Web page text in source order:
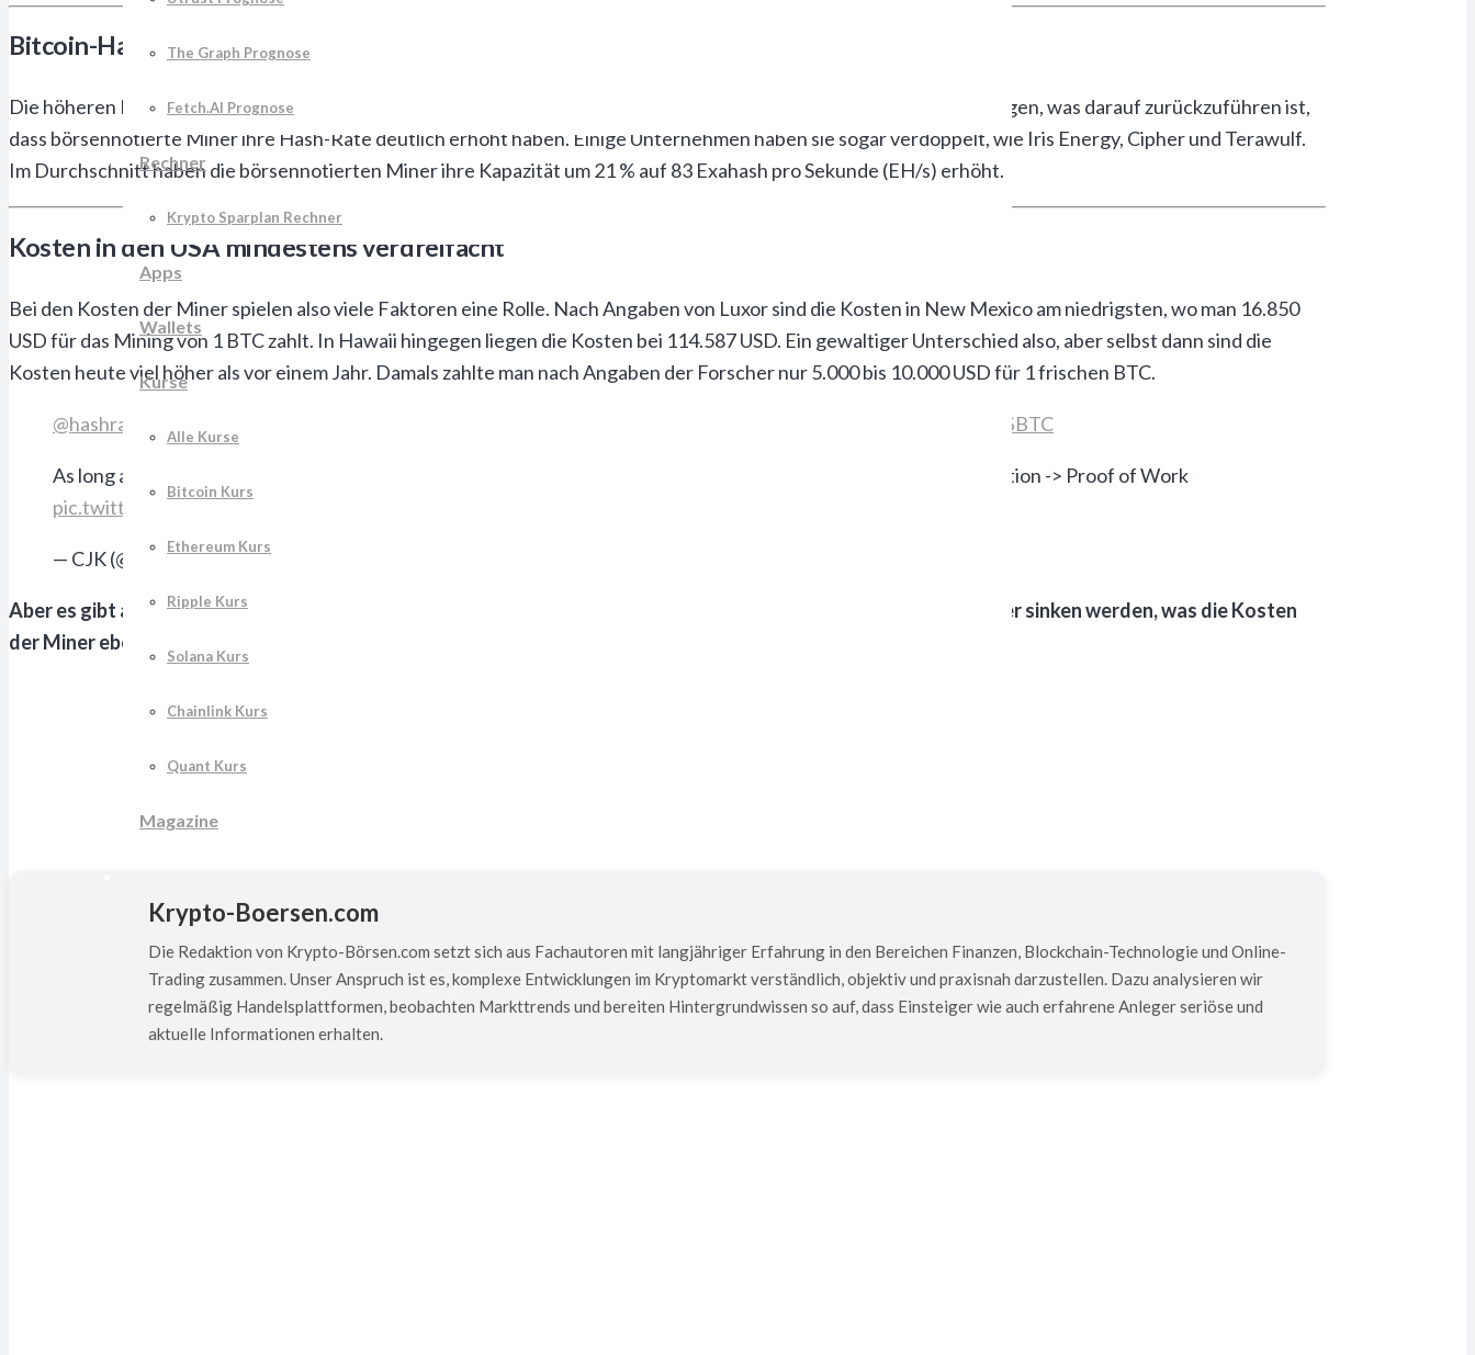
The Graph Prognose
Fetch.AI Prognose
Rechner
Krypto Sparplan Rechner
Apps
Wallets
Kurse
Alle Kurse
Bitcoin Kurs
Ethereum Kurs
Ripple Kurs
Solana Kurs
Chainlink Kurs
Quant Kurs
Magazine
Bitcoin-Hashrate steigt aufgrund des Wettbewerbs
Die höheren Energiepreise waren nicht der einzige begrenzende Faktor. Die Hash-Rate ist ebenfalls erheblich gestiegen, was darauf zurückzuführen ist,
dass börsennotierte Miner ihre Hash-Rate deutlich erhöht haben. Einige Unternehmen haben sie sogar verdoppelt, wie Iris Energy, Cipher und Terawulf.
Im Durchschnitt haben die börsennotierten Miner ihre Kapazität um 21 % auf 83 Exahash pro Sekunde (EH/s) erhöht.
Kosten in den USA mindestens verdreifacht
Bei den Kosten der Miner spielen also viele Faktoren eine Rolle. Nach Angaben von Luxor sind die Kosten in New Mexico am niedrigsten, wo man 16.850
USD für das Mining von 1 BTC zahlt. In Hawaii hingegen liegen die Kosten bei 114.587 USD. Ein gewaltiger Unterschied also, aber selbst dann sind die
Kosten heute viel höher als vor einem Jahr. Damals zahlte man nach Angaben der Forscher nur 5.000 bis 10.000 USD für 1 frischen BTC.
@hashrateindex $BTC
As long as marketplace confirms value prop of bitcoin then price discovery starts with fair value -> cost of production -> Proof of Work
pic.twitter.com/DgCaRz65YE
— CJK (@CJKonstantinos)
Aber es gibt auch eine positive Seite dieser Nachricht. Luxor geht nämlich davon aus, dass die Energiepreise wieder sinken werden, was die Kosten
der Miner ebenfalls wieder senken würde.
Krypto-Boersen.com
Die Redaktion von Krypto-Börsen.com setzt sich aus Fachautoren mit langjähriger Erfahrung in den Bereichen Finanzen, Blockchain-Technologie und Online-
Trading zusammen. Unser Anspruch ist es, komplexe Entwicklungen im Kryptomarkt verständlich, objektiv und praxisnah darzustellen. Dazu analysieren wir
regelmäßig Handelsplattformen, beobachten Markttrends und bereiten Hintergrundwissen so auf, dass Einsteiger wie auch erfahrene Anleger seriöse und
aktuelle Informationen erhalten.